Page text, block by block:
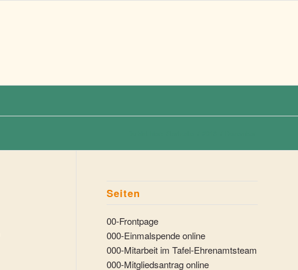
Seiten
00-Frontpage
000-Einmalspende online
000-Mitarbeit im Tafel-Ehrenamtsteam
000-Mitgliedsantrag online